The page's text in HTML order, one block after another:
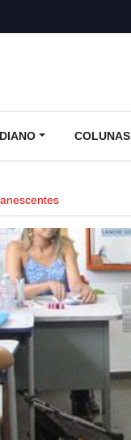
COLUNAS